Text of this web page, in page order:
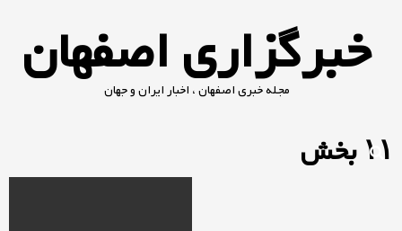
contentخبرگزاری اصفهان
مجله خبری اصفهان ، اخبار ایران و جهان
۱۱ بخش